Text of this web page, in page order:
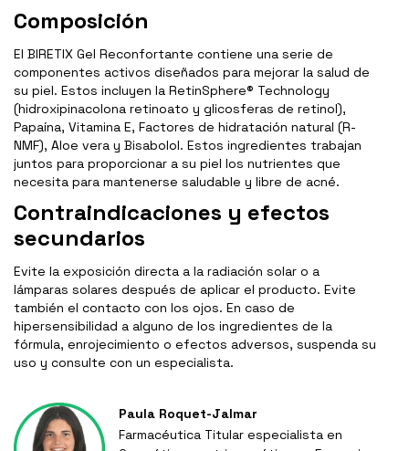
Composición
El BIRETIX Gel Reconfortante contiene una serie de
componentes activos diseñados para mejorar la salud de
su piel. Estos incluyen la RetinSphere® Technology
(hidroxipinacolona retinoato y glicosferas de retinol),
Papaína, Vitamina E, Factores de hidratación natural (R-
NMF), Aloe vera y Bisabolol. Estos ingredientes trabajan
juntos para proporcionar a su piel los nutrientes que
necesita para mantenerse saludable y libre de acné.
Contraindicaciones y efectos
secundarios
Evite la exposición directa a la radiación solar o a
lámparas solares después de aplicar el producto. Evite
también el contacto con los ojos. En caso de
hipersensibilidad a alguno de los ingredientes de la
fórmula, enrojecimiento o efectos adversos, suspenda su
uso y consulte con un especialista.
Paula Roquet-Jalmar
Farmacéutica Titular especialista en